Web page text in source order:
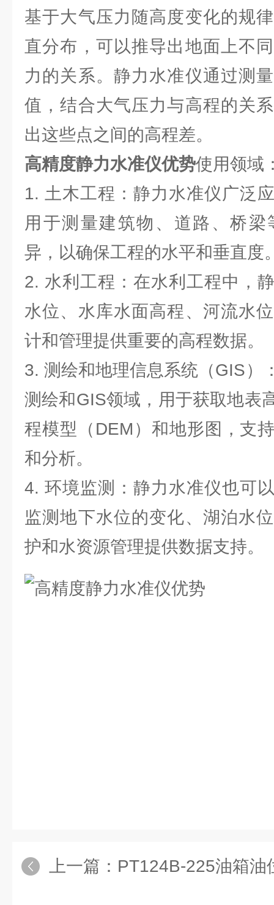
基于大气压力随高度变化的规
直分布，可以推导出地面上不
力的关系。静力水准仪通过测
值，结合大气压力与高程的关
出这些点之间的高程差。
高精度静力水准仪优势使用领域
1. 土木工程：静力水准仪广泛
用于测量建筑物、道路、桥
异，以确保工程的水平和垂直度
2. 水利工程：在水利工程中，
水位、水库水面高程、河流水
计和管理提供重要的高程数据。
3. 测绘和地理信息系统（GIS）
测绘和GIS领域，用于获取地表
程模型（DEM）和地形图，支
和分析。
4. 环境监测：静力水准仪也可
监测地下水位的变化、湖泊水
护和水资源管理提供数据支持。
上一篇： PT124B-225油箱油